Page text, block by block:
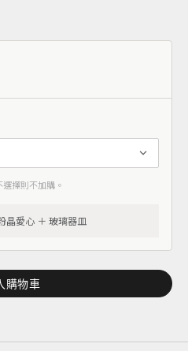
擇則不加購。
晶愛心 ＋ 玻璃器皿
購物車